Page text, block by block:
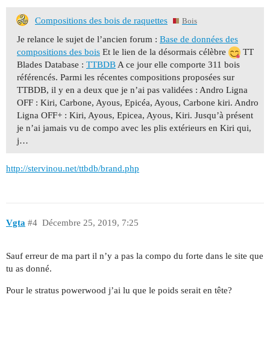
Compositions des bois de raquettes Bois
Je relance le sujet de l’ancien forum : Base de données des
compositions des bois Et le lien de la désormais célèbre
TT
Blades Database : TTBDBA ce jour elle comporte 311 bois
référencés. Parmi les récentes compositions proposées sur
TTBDB, il y en a deux que je n’ai pas validées : Andro Ligna
OFF : Kiri, Carbone, Ayous, Epicéa, Ayous, Carbone kiri. Andro
Ligna OFF+ : Kiri, Ayous, Epicea, Ayous, Kiri. Jusqu’à présent
je n’ai jamais vu de compo avec les plis extérieurs en Kiri qui,
j…
http://stervinou.net/ttbdb/brand.php
Vgta Décembre 25, 2019, 7:25
#4
Sauf erreur de ma part il n’y a pas la compo du forte dans le site que
tu as donné.
Pour le stratus powerwood j’ai lu que le poids serait en tête?